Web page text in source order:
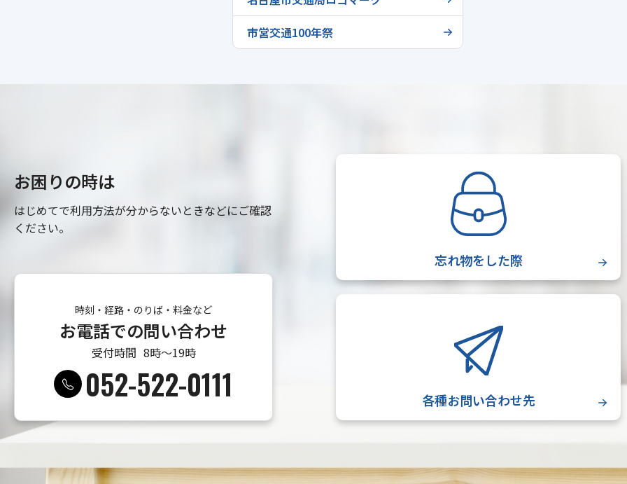
市営交通100年祭
お困りの時は
はじめてで利用方法が分からないときなどにご確認
ください。
忘れ物をした際
各種お問い合わせ先
時刻・経路・のりば・料金など
お電話での問い合わせ
受付時間 8時〜19時
052-522-0111